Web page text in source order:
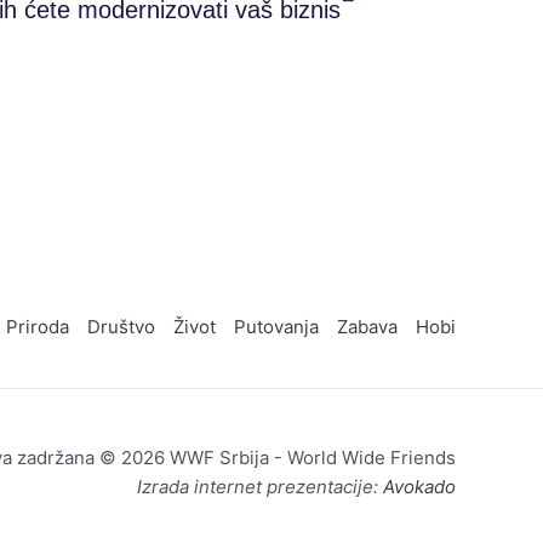
ćete modernizovati vaš biznis
Priroda Društvo Život Putovanja Zabava Hobi
zadržana © 2026 WWF Srbija - World Wide Friends
Izrada internet prezentacije: Avokado